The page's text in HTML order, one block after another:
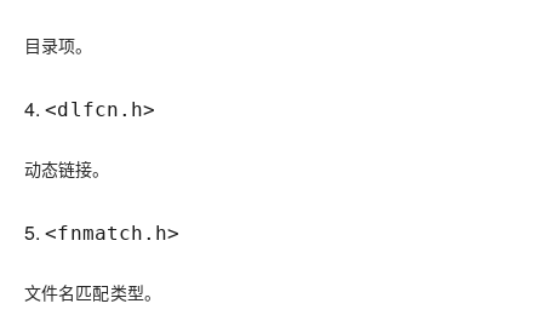
目录项。
4.<dlfcn.h>
动态链接。
5.<fnmatch.h>
文件名匹配类型。